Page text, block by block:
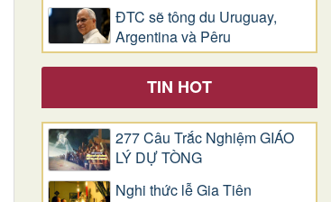
ĐTC sẽ tông du Uruguay,
Argentina và Pêru
TIN HOT
277 Câu Trắc Nghiệm GIÁO
LÝ DỰ TÒNG
Nghi thức lễ Gia Tiên